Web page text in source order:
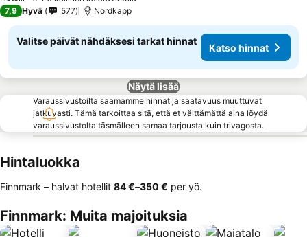
7,9 Hyvä 577 Nordkapp
Valitse päivät nähdäksesi tarkat hinnat
Katso hinnat
Näytä lisää
Varaussivustoilta saamamme hinnat ja saatavuus muuttuvat
jatkuvasti. Tämä tarkoittaa sitä, että et välttämättä aina löydä
varaussivustolta täsmälleen samaa tarjousta kuin trivagosta.
Hintaluokka
Finnmark – halvat hotellit ‎84 €–‎350 € per yö.
Finnmark: Muita majoituksia